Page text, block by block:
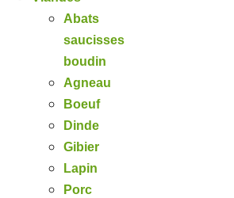
Abats
saucisses
boudin
Agneau
Boeuf
Dinde
Gibier
Lapin
Porc